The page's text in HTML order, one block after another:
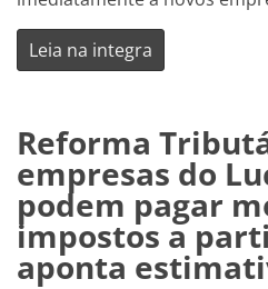
Leia na integra
Reforma
empresas do
podem pagar
impostos a
aponta